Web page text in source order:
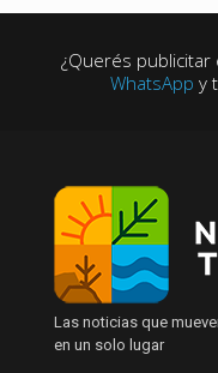
¿Querés
WhatsApp y
Las noticias que
en un solo lugar